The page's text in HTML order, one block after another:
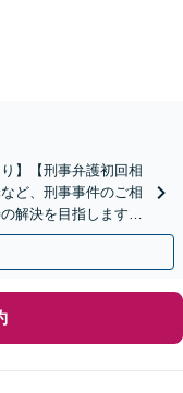
】【刑事弁護初回相
ど、刑事事件のご相
解決を目指します
談ください